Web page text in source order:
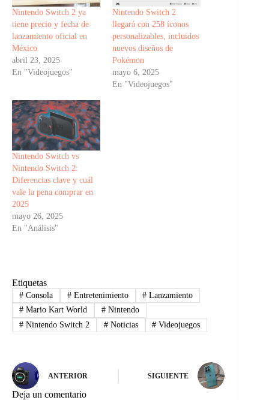
Nintendo Switch 2 ya
tiene precio y fecha de
lanzamiento oficial en
México
abril 23, 2025
En "Videojuegos"
Nintendo Switch 2
llegará con 258 íconos
personalizables, incluidos
nuevos diseños de
Pokémon
mayo 6, 2025
En "Videojuegos"
Nintendo Switch vs
Nintendo Switch 2:
Diferencias clave y cuál
vale la pena comprar en
2025
mayo 26, 2025
En "Análisis"
Etiquetas
#Consola #Entretenimiento # Lanzamiento
#Mario Kart World #Nintendo
#Nintendo Switch 2 #Noticias # Videojuegos
ANTERIOR SIGUIENTE
Deja un comentario